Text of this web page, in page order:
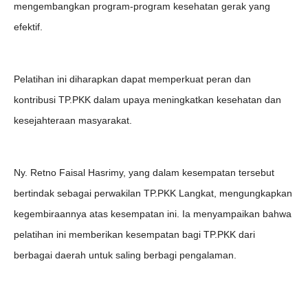
mengembangkan program-program kesehatan gerak yang
efektif.
Pelatihan ini diharapkan dapat memperkuat peran dan
kontribusi TP.PKK dalam upaya meningkatkan kesehatan dan
kesejahteraan masyarakat.
Ny. Retno Faisal Hasrimy, yang dalam kesempatan tersebut
bertindak sebagai perwakilan TP.PKK Langkat, mengungkapkan
kegembiraannya atas kesempatan ini. Ia menyampaikan bahwa
pelatihan ini memberikan kesempatan bagi TP.PKK dari
berbagai daerah untuk saling berbagi pengalaman.